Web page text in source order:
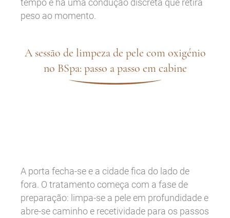
tempo e há uma condução discreta que retira
peso ao momento.
A sessão de limpeza de pele com oxigénio
no BSpa: passo a passo em cabine
A porta fecha-se e a cidade fica do lado de
fora. O tratamento começa com a fase de
preparação: limpa-se a pele em profundidade e
abre-se caminho e recetividade para os passos